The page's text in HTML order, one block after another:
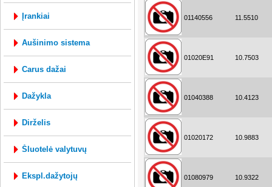
įrankiai
aušinimo sistema
carus dažai
dažykla
dirželis
šluotelė valytuvų
ekspl.dažytojų
01140556 11.5510
01020E91 10.7503
01040388 10.4123
01020172 10.9883
01080979 10.9322